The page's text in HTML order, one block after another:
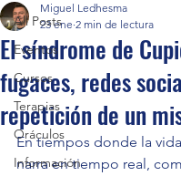
All Posts
Eventos
Cursos
Terapias
Oráculos
Información
El síndrome de
fugaces, redes
repetición de un
Miguel Ledhesma
23 ene 2 min de lectura
En tiempos donde la
narra en tiempo real,